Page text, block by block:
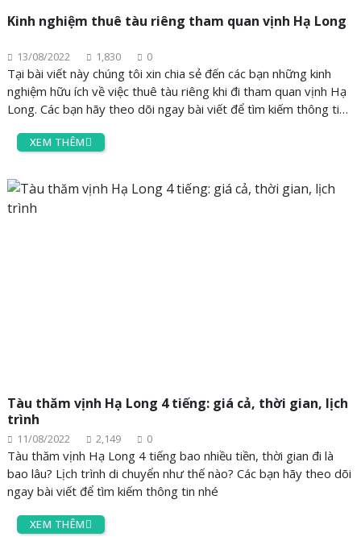
Kinh nghiệm thuê tàu riêng tham quan vịnh Hạ Long
13/08/2022 1,830 0
Tại bài viết này chúng tôi xin chia sẻ đến các bạn những kinh
nghiệm hữu ích về việc thuê tàu riêng khi đi tham quan vịnh Hạ
Long. Các bạn hãy theo dõi ngay bài viết để tìm kiếm thông tin
XEM THÊM
Tàu thăm vịnh Hạ Long 4 tiếng: giá cả, thời gian, lịch
trình
11/08/2022 2,149 0
Tàu thăm vịnh Hạ Long 4 tiếng bao nhiều tiền, thời gian đi là
bao lâu? Lịch trình di chuyển như thế nào? Các bạn hãy theo dõi
ngay bài viết để tìm kiếm thông tin nhé
XEM THÊM